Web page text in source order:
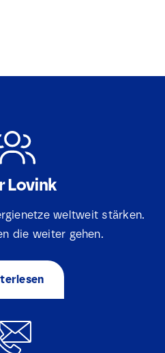
Lovink
weltweit stärken.
die weiter gehen.